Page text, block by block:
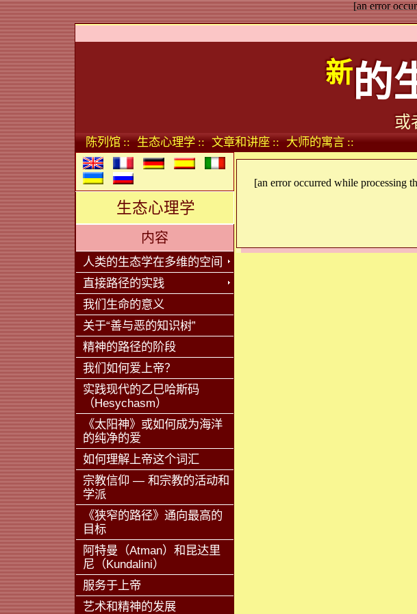
[an error
新的
或
陈列馆 :: 生态心理学 :: 文章和讲座 :: 大师的寓言 ::
生态心理学
内容
人类的生态学在多维的空间
直接路径的实践
我们生命的意义
关于“善与恶的知识树”
精神的路径的阶段
我们如何爱上帝？
实践现代的乙巳哈斯码
（Hesychasm）
《太阳神》或如何成为海洋
的纯净的爱
如何理解上帝这个词汇
宗教信仰 — 和宗教的活动和
学派
《狭窄的路径》通向最高的
目标
阿特曼（Atman）和昆达里
尼（Kundalini）
服务于上帝
艺术和精神的发展
[an error occurred while processing